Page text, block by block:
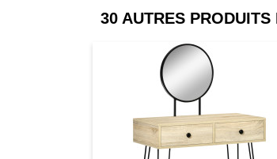
30 AUTRES